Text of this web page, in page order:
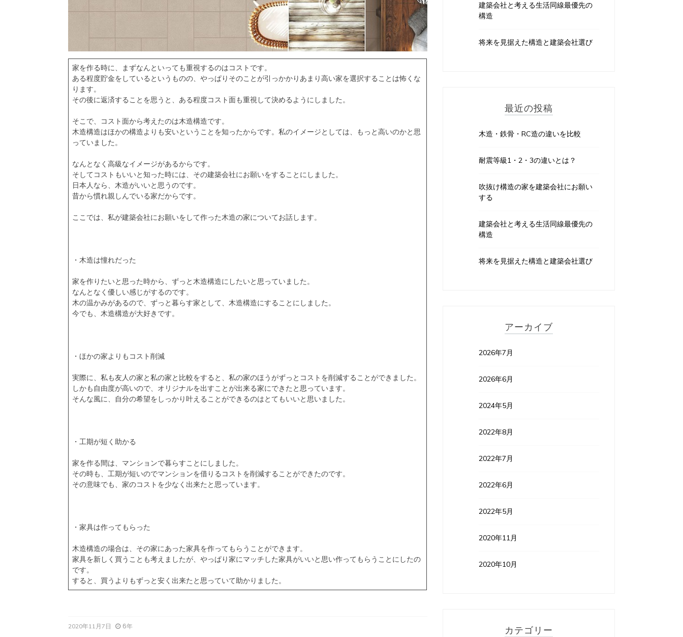
家を作る時に、まずなんといっても重視するのはコストです。
ある程度貯金をしているというものの、やっぱりそのことが引っかかりあまり高い家を選択することは怖くな
ります。
その後に返済することを思うと、ある程度コスト面も重視して決めるようにしました。
そこで、コスト面から考えたのは木造構造です。
木造構造はほかの構造よりも安いということを知ったからです。私のイメージとしては、もっと高いのかと思
っていました。
なんとなく高級なイメージがあるからです。
そしてコストもいいと知った時には、その建築会社にお願いをすることにしました。
日本人なら、木造がいいと思うのです。
昔から慣れ親しんでいる家だからです。
ここでは、私が建築会社にお願いをして作った木造の家についてお話します。
・木造は憧れだった
家を作りたいと思った時から、ずっと木造構造にしたいと思っていました。
なんとなく優しい感じがするのです。
木の温かみがあるので、ずっと暮らす家として、木造構造にすることにしました。
今でも、木造構造が大好きです。
・ほかの家よりもコスト削減
実際に、私も友人の家と私の家と比較をすると、私の家のほうがずっとコストを削減することができました。
しかも自由度が高いので、オリジナルを出すことが出来る家にできたと思っています。
そんな風に、自分の希望をしっかり叶えることができるのはとてもいいと思いました。
・工期が短く助かる
家を作る間は、マンションで暮らすことにしました。
その時も、工期が短いのでマンションを借りるコストを削減することができたのです。
その意味でも、家のコストを少なく出来たと思っています。
・家具は作ってもらった
木造構造の場合は、その家にあった家具を作ってもらうことができます。
家具を新しく買うことも考えましたが、やっぱり家にマッチした家具がいいと思い作ってもらうことにしたの
です。
すると、買うよりもずっと安く出来たと思っていて助かりました。
2020年11月7日 6年
建築会社と考える生活同線最優先の
構造
将来を見据えた構造と建築会社選び
最近の投稿
木造・鉄骨・RC造の違いを比較
耐震等級1・2・3の違いとは？
吹抜け構造の家を建築会社にお願い
する
建築会社と考える生活同線最優先の
構造
将来を見据えた構造と建築会社選び
アーカイブ
2026年7月
2026年6月
2024年5月
2022年8月
2022年7月
2022年6月
2022年5月
2020年11月
2020年10月
カテゴリー